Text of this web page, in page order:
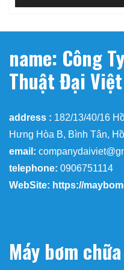
name: Công
Thuật Đại Việt
address : 182/13/40/16
Hưng Hòa B, Bình Tân,
email:
telephone: 0906751114
WebSite: https://
Máy bơm